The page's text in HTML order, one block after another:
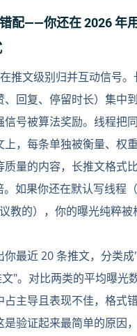
配——你还在 2026 年
推文级别归并互动信号
、回复、停留时长）集中
信号被算法奖励。线程把
上，每条单独被衡量、权
质量的内容，长推文格式
。如果你还在默认写线程
教的），你的曝光纯粹被
你最近 20 条推文，分类
"。对比两类的平均曝光
占主导且表现不佳，格式
是验证起来最简单的原因